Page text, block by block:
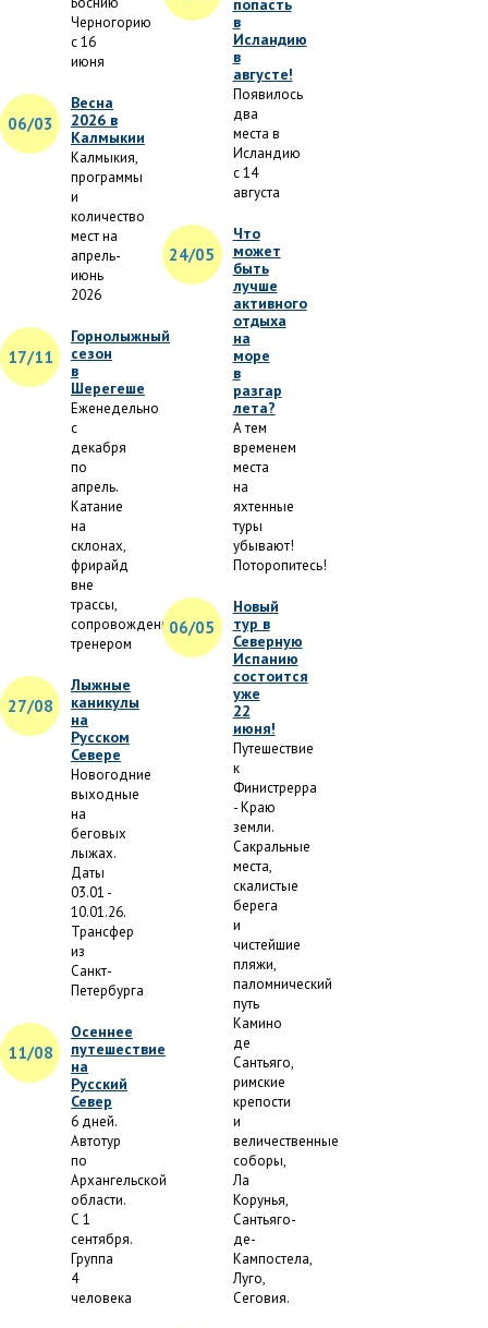
Черногорию
с 16
июня
06/03
Весна
2026 в
Калмыкии
Калмыкия,
программы
и
количество
мест на
апрель-
июнь
2026
17/11
Горнолыжный
сезон
в
Шерегеше
Еженедельно
с
декабря
по
апрель.
Катание
на
склонах,
фрирайд
вне
трассы,
сопровождение
тренером
27/08
Лыжные
каникулы
на
Русском
Севере
Новогодние
выходные
на
беговых
лыжах.
Даты
03.01 -
10.01.26.
Трансфер
из
Санкт-
Петербурга
11/08
Осеннее
путешествие
на
Русский
Север
6 дней.
Автотур
по
Архангельской
области.
С 1
сентября.
Группа
4
человека
попасть
в
Исландию
в
августе!
Появилось
два
места в
Исландию
с 14
августа
24/05
Что
может
быть
лучше
активного
отдыха
на
море
в
разгар
лета?
А тем
временем
места
на
яхтенные
туры
убывают!
Поторопитесь!
06/05
Новый
тур в
Северную
Испанию
состоится
уже
22
июня!
Путешествие
к
Финистрерра
- Краю
земли.
Сакральные
места,
скалистые
берега
и
чистейшие
пляжи,
паломнический
путь
Камино
де
Сантьяго,
римские
крепости
и
величественные
соборы,
Ла
Корунья,
Сантьяго-
де-
Кампостела,
Луго,
Сеговия.